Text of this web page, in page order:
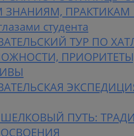
ЗНАНИЯМ, ПРАКТИКАМ
студента
ТУР ПО
ПУТЬ: